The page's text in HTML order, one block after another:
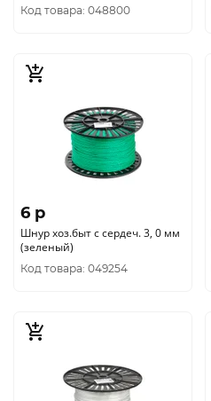
Код товара: 048800
6 p
Шнур хоз.быт с сердеч. 3, 0 мм
(зеленый)
Код товара: 049254